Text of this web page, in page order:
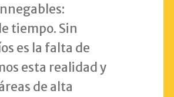
tiempo. Sin
es la falta de
esta realidad y
de alta